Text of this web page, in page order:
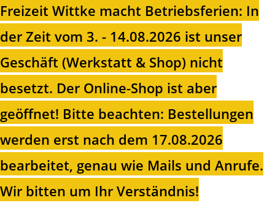
Freizeit Wittke macht Betriebsferien: In
der Zeit vom 3. - 14.08.2026 ist unser
Geschäft (Werkstatt & Shop) nicht
besetzt. Der Online-Shop ist aber
geöffnet! Bitte beachten: Bestellungen
werden erst nach dem 17.08.2026
bearbeitet, genau wie Mails und Anrufe.
Wir bitten um Ihr Verständnis!